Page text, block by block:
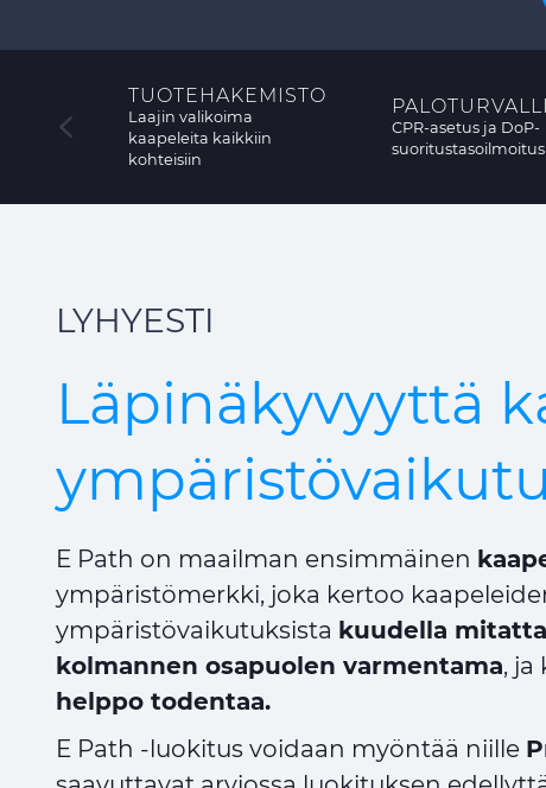
TUOTEHAKEMISTO
Laajin valikoima
kaapeleita kaikkiin
kohteisiin
CPR-asetus ja DoP-
suoritustasoilmoitus
LYHYESTI
Läpinäkyvyyttä
E Path on maailman ensimmäinen
ympäristömerkki, joka kertoo
ympäristövaikutuksista kuudella
kolmannen osapuolen varmentama, ja
helppo todentaa.
E Path -luokitus voidaan myöntää niille